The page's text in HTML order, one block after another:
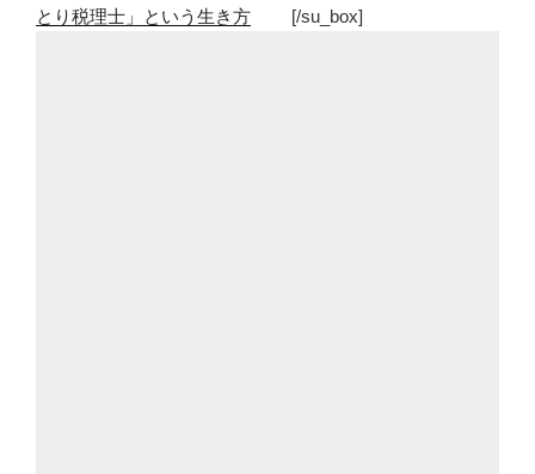
とり税理士」という生き方 [/su_box]